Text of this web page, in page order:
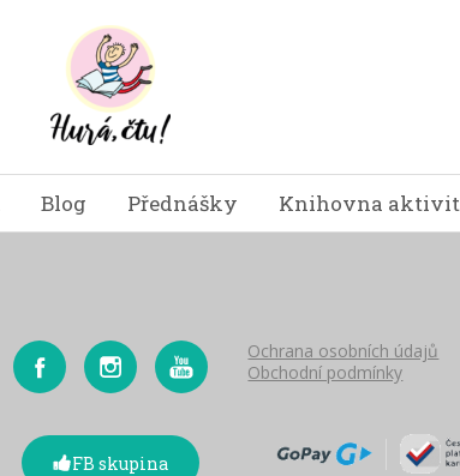
Blog Přednášky Knihovna aktivit
FB skupina
Ochrana osobních údajů
Obchodní podmínky